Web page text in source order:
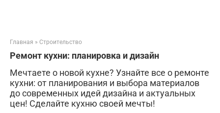
Главная » Строительство
Ремонт кухни: планировка и дизайн
Мечтаете о новой кухне? Узнайте все о ремонте
кухни: от планирования и выбора материалов
до современных идей дизайна и актуальных
цен! Сделайте кухню своей мечты!